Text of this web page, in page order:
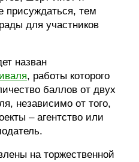
присуждаться, тем
для участников
назван
, работы которого
баллов от двух
независимо от того,
– агентство или
на торжественной